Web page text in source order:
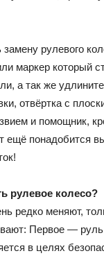
рулевого
маркер который
а так же
отвёртка с
и помощник,
ещё понадобится
рулевое колесо?
редко меняют,
Первое —
в целях